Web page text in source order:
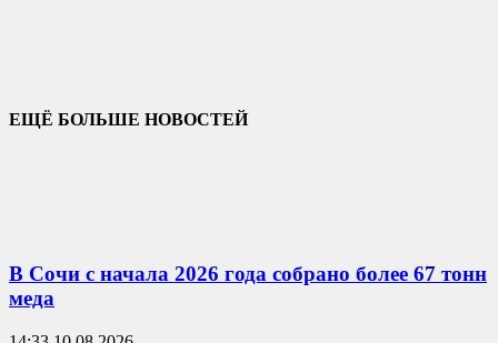
ЕЩЁ БОЛЬШЕ НОВОСТЕЙ
В Сочи с начала 2026 года собрано более 67 тонн
меда